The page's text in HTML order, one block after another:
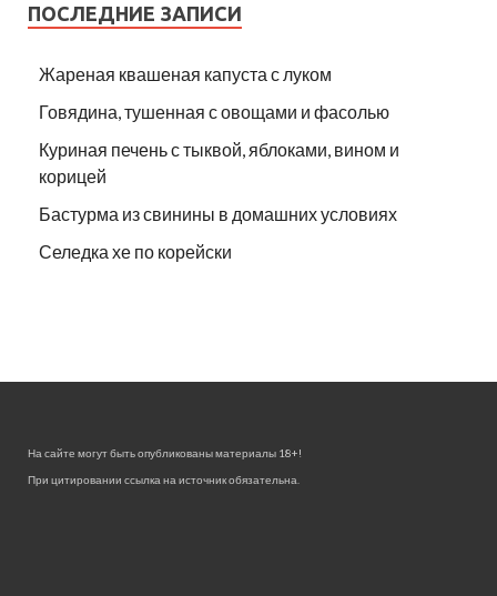
ПОСЛЕДНИЕ ЗАПИСИ
Жареная квашеная капуста с луком
Говядина, тушенная с овощами и фасолью
Куриная печень с тыквой, яблоками, вином и
корицей
Бастурма из свинины в домашних условиях
Селедка хе по корейски
На сайте могут быть опубликованы материалы 18+!
При цитировании ссылка на источник обязательна.